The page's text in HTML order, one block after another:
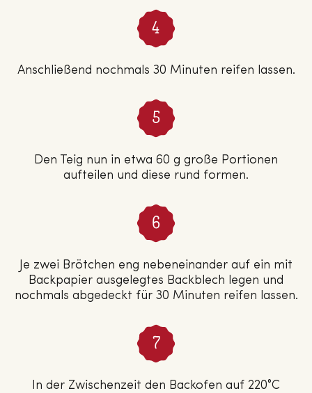
Anschließend nochmals 30 Minuten reifen lassen.
Den Teig nun in etwa 60 g große Portionen
aufteilen und diese rund formen.
Je zwei Brötchen eng nebeneinander auf ein mit
Backpapier ausgelegtes Backblech legen und
nochmals abgedeckt für 30 Minuten reifen lassen.
In der Zwischenzeit den Backofen auf 220°C